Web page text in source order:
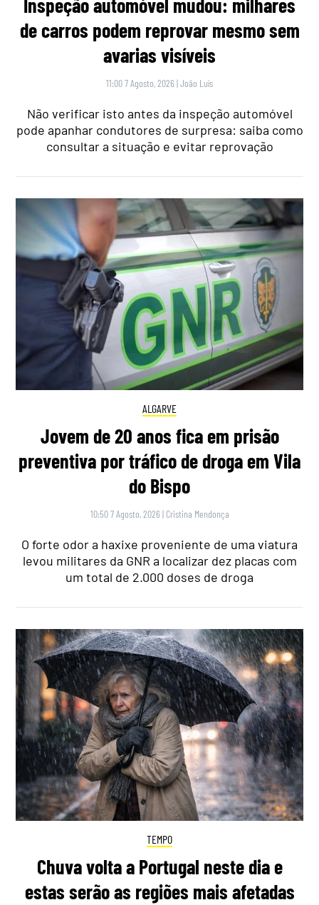
Inspeção automóvel mudou: milhares
de carros podem reprovar mesmo sem
avarias visíveis
11:00 7 Agosto, 2026 |João Luís
Não verificar isto antes da inspeção automóvel
pode apanhar condutores de surpresa: saiba como
consultar a situação e evitar reprovação
ALGARVE
Jovem de 20 anos fica em prisão
preventiva por tráfico de droga em Vila
do Bispo
10:50 7 Agosto, 2026 | Cristina Mendonça
O forte odor a haxixe proveniente de uma viatura
levou militares da GNR a localizar dez placas com
um total de 2.000 doses de droga
TEMPO
Chuva volta a Portugal neste dia e
estas serão as regiões mais afetadas